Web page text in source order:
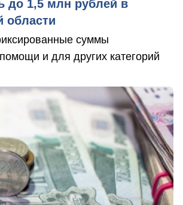
до 1,5 млн рублей в
области
суммы
и для других категорий